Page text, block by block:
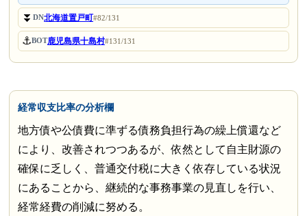
⏬DN北海道置戸町#82/131
⚓BOT鹿児島県十島村#131/131
経常収支比率の分析欄
地方債や公債費に準ずる債務負担行為の繰上償還など
により、改善されつつあるが、依然として自主財源の
確保に乏しく、普通交付税に大きく依存している状況
にあることから、継続的な事務事業の見直しを行い、
経常経費の削減に努める。